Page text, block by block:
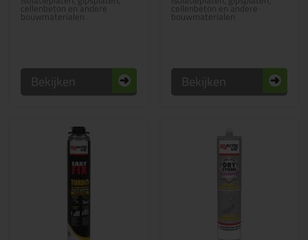
cellenbeton en andere
bouwmaterialen
Bekijken
cellenbeton en andere
bouwmaterialen
Bekijken